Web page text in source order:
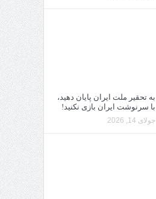
به تحقیر ملت ایران پایان دهید،
با سرنوشت ایران بازی نکنید!
جولای 14, 2026